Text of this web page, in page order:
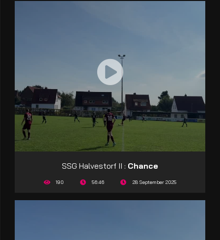
SSG Halvestorf II : Chance
190 56:46 28 September 2025